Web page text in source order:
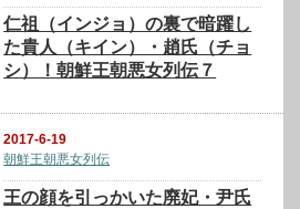
仁祖（インジョ）の裏で暗躍し
た貴人（キイン）・趙氏（チョ
シ）！朝鮮王朝悪女列伝７
2017-6-19
朝鮮王朝悪女列伝
王の顔を引っかいた廃妃・尹氏